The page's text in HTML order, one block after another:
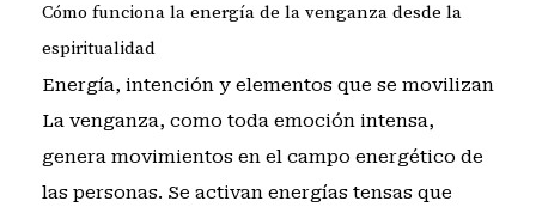
Cómo funciona la energía de la venganza desde la
espiritualidad
Energía, intención y elementos que se movilizan
La venganza, como toda emoción intensa,
genera movimientos en el campo energético de
las personas. Se activan energías tensas que